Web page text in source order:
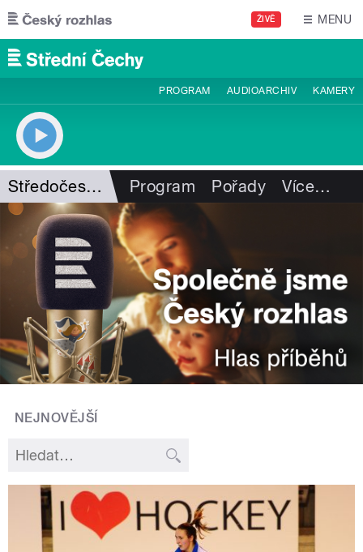
Přejít k hlavnímu obsahu
ŽIVĚ MENU
PROGRAM AUDIOARCHIV KAMERY
Středočeské příběhy Program Pořady Více…
NEJNOVĚJŠÍ